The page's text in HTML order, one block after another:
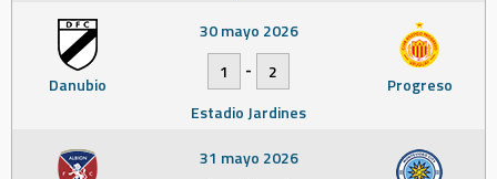
Danubio Progreso
30 mayo 2026
1
-
2
Estadio Jardines
31 mayo 2026